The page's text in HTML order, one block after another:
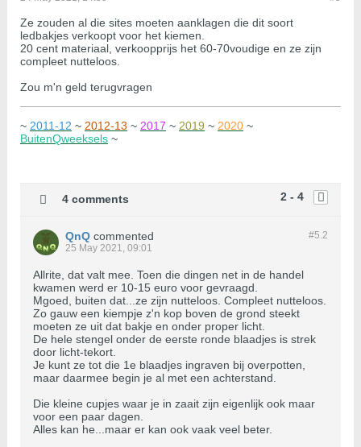
Ze zouden al die sites moeten aanklagen die dit soort
ledbakjes verkoopt voor het kiemen.
20 cent materiaal, verkoopprijs het 60-70voudige en ze zijn
compleet nutteloos.
Zou m'n geld terugvragen
~ 2011-12 ~ 2012-13 ~ 2017 ~ 2019 ~ 2020 ~
BuitenQweeksels ~
2 - 4
4 comments
#5.2
QnQ commented
25 May 2021, 09:01
Allrite, dat valt mee. Toen die dingen net in de handel
kwamen werd er 10-15 euro voor gevraagd.
Mgoed, buiten dat...ze zijn nutteloos. Compleet nutteloos.
Zo gauw een kiempje z'n kop boven de grond steekt
moeten ze uit dat bakje en onder proper licht.
De hele stengel onder de eerste ronde blaadjes is strek
door licht-tekort.
Je kunt ze tot die 1e blaadjes ingraven bij overpotten,
maar daarmee begin je al met een achterstand.
Die kleine cupjes waar je in zaait zijn eigenlijk ook maar
voor een paar dagen.
Alles kan he...maar er kan ook vaak veel beter.